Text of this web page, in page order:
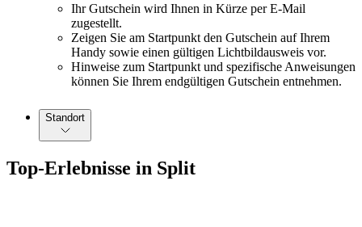
Ihr Gutschein wird Ihnen in Kürze per E-Mail
zugestellt.
Zeigen Sie am Startpunkt den Gutschein auf Ihrem
Handy sowie einen gültigen Lichtbildausweis vor.
Hinweise zum Startpunkt und spezifische Anweisungen
können Sie Ihrem endgültigen Gutschein entnehmen.
Standort
Top-Erlebnisse in Split